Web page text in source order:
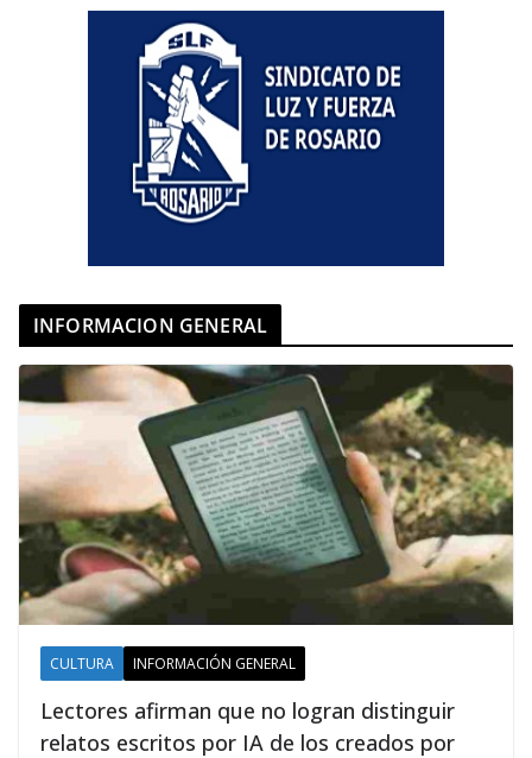
INFORMACION GENERAL
CULTURA INFORMACIÓN GENERAL
Lectores afirman que no logran distinguir
relatos escritos por IA de los creados por